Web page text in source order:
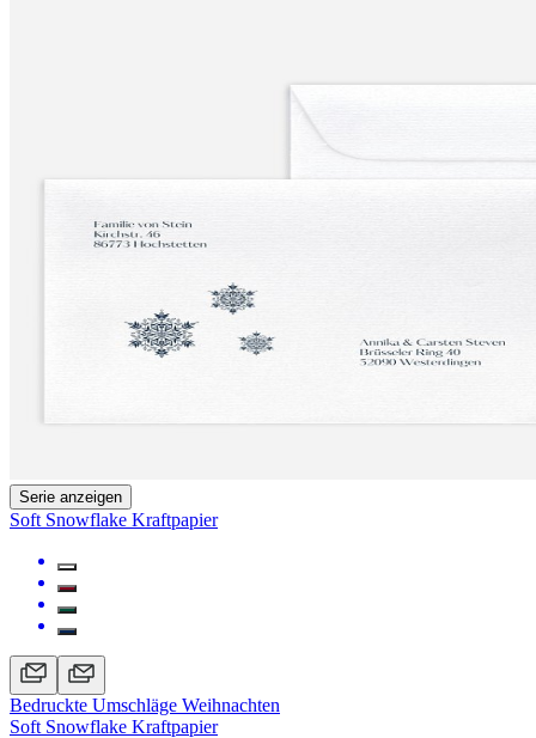
Serie anzeigen
Soft Snowflake Kraftpapier
Bedruckte Umschläge Weihnachten
Soft Snowflake Kraftpapier